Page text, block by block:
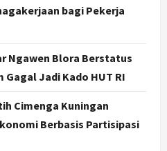
bagi Pekerja
Ngawen Blora Berstatus
Jadi Kado HUT RI
Cimenga Kuningan
Berbasis Partisipasi
Jampidsus Febrie
Diminta Diusut Tuntas,
Dorong Reformasi
5, 2026
Komitmen Perbaikan Jalan
dengan Cor Beton